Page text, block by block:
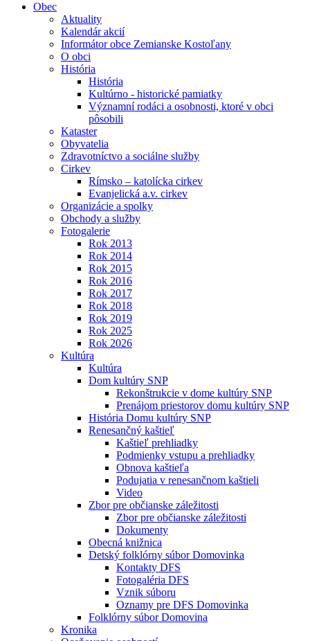
Obec
Aktuality
Kalendár akcií
Informátor obce Zemianske Kostoľany
O obci
História
História
Kultúrno - historické pamiatky
Významní rodáci a osobnosti, ktoré v obci
pôsobili
Kataster
Obyvatelia
Zdravotníctvo a sociálne služby
Cirkev
Rímsko – katolícka cirkev
Evanjelická a.v. cirkev
Organizácie a spolky
Obchody a služby
Fotogalerie
Rok 2013
Rok 2014
Rok 2015
Rok 2016
Rok 2017
Rok 2018
Rok 2019
Rok 2025
Rok 2026
Kultúra
Kultúra
Dom kultúry SNP
Rekonštrukcie v dome kultúry SNP
Prenájom priestorov domu kultúry SNP
História Domu kultúry SNP
Renesančný kaštieľ
Kaštieľ prehliadky
Podmienky vstupu a prehliadky
Obnova kaštieľa
Podujatia v renesančnom kaštieli
Video
Zbor pre občianske záležitosti
Zbor pre občianske záležitosti
Dokumenty
Obecná knižnica
Detský folklórny súbor Domovinka
Kontakty DFS
Fotogaléria DFS
Vznik súboru
Oznamy pre DFS Domovinka
Folklórny súbor Domovina
Kronika